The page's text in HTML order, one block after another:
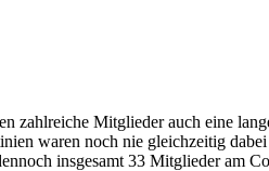
zahlreiche Mitglieder auch eine
waren noch nie gleichzeitig
insgesamt 33 Mitglieder am